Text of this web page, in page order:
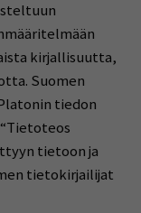
kirjallisuutta,
Suomen
tiedon
tietoon ja
tietokirjailijat